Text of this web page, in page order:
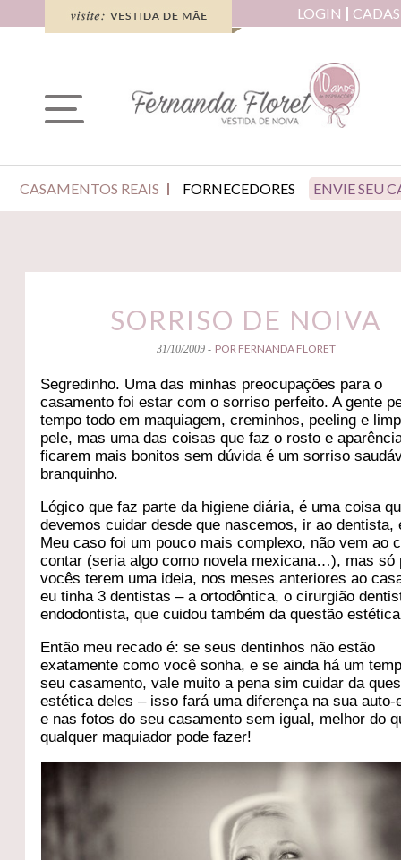
LOGIN
CASAMENTOS REAIS FORNECEDORES ENVIE SEU
SORRISO DE NOIVA
31/10/2009 - POR FERNANDA FLORET
Segredinho. Uma das minhas preocupações para o
casamento foi estar com o sorriso perfeito. A gente
tempo todo em maquiagem, creminhos, peeling e
pele, mas uma das coisas que faz o rosto e
ficarem mais bonitos sem dúvida é um sorriso
branquinho.
Lógico que faz parte da higiene diária, é uma coisa
devemos cuidar desde que nascemos, ir ao dentista,
Meu caso foi um pouco mais complexo, não vem ao
contar (seria algo como novela mexicana…), mas só
vocês terem uma ideia, nos meses anteriores ao
eu tinha 3 dentistas – a ortodôntica, o cirurgião
endodontista, que cuidou também da questão
Então meu recado é: se seus dentinhos não estão
exatamente como você sonha, e se ainda há um
seu casamento, vale muito a pena sim cuidar da
estética deles – isso fará uma diferença na sua auto-
e nas fotos do seu casamento sem igual, melhor do
qualquer maquiador pode fazer!